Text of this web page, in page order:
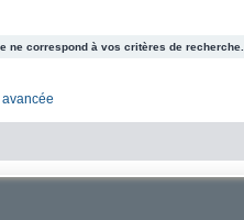
ne correspond à vos critères de recherche.